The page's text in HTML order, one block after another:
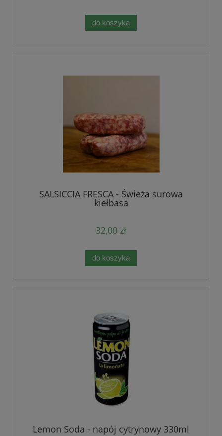
do koszyka
SALSICCIA FRESCA - Świeża surowa
kiełbasa
32,00 zł
do koszyka
Lemon Soda - napój cytrynowy 330ml